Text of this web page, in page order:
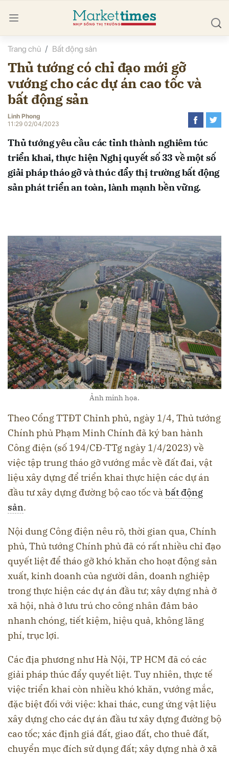
Trang chủ Bất động sản
Thủ tướng có chỉ đạo mới gỡ
vướng cho các dự án cao tốc và
bất động sản
Linh Phong
11:29 02/04/2023
Thủ tướng yêu cầu các tỉnh thành nghiêm túc
triển khai, thực hiện Nghị quyết số 33 về một số
giải pháp tháo gỡ và thúc đẩy thị trường bất động
sản phát triển an toàn, lành mạnh bền vững.
Ảnh minh họa.
Theo Cổng TTĐT Chỉnh phủ, ngày 1/4, Thủ tướng
Chính phủ Phạm Minh Chính đã ký ban hành
Công điện (số 194/CĐ-TTg ngày 1/4/2023) về
việc tập trung tháo gỡ vướng mắc về đất đai, vật
liệu xây dựng để triển khai thực hiện các dự án
đầu tư xây dựng đường bộ cao tốc và bất động
sản.
Nội dung Công điện nêu rõ, thời gian qua, Chính
phủ, Thủ tướng Chính phủ đã có rất nhiều chỉ đạo
quyết liệt để tháo gỡ khó khăn cho hoạt động sản
xuất, kinh doanh của người dân, doanh nghiệp
trong thực hiện các dự án đầu tư; xây dựng nhà ở
xã hội, nhà ở lưu trú cho công nhân đảm bảo
nhanh chóng, tiết kiệm, hiệu quả, không lãng
phí, trục lợi.
Các địa phương như Hà Nội, TP HCM đã có các
giải pháp thúc đẩy quyết liệt. Tuy nhiên, thực tế
việc triển khai còn nhiều khó khăn, vướng mắc,
đặc biệt đối với việc: khai thác, cung ứng vật liệu
xây dựng cho các dự án đầu tư xây dựng đường bộ
cao tốc; xác định giá đất, giao đất, cho thuê đất,
chuyển mục đích sử dụng đất; xây dựng nhà ở xã
luận
Hủy